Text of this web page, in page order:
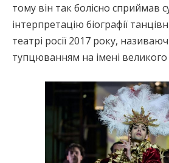
тому він так болісно сприймав
інтерпретацію біографії
театрі росії 2017 року,
тупцюванням на імені великого